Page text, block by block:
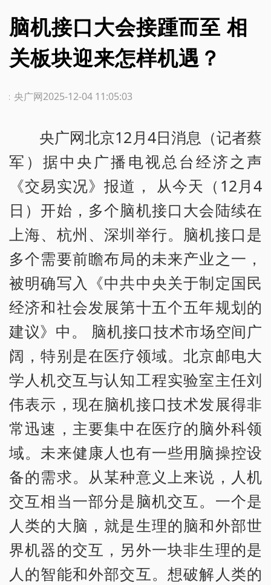
脑机接口大会接踵而至 相
关板块迎来怎样机遇？
2025-12-04 11:05:03
：央广网
央广网北京12月4日消息（记者蔡
军）据中央广播电视总台经济之声
《交易实况》报道， 从今天（12月4
日）开始，多个脑机接口大会陆续在
上海、杭州、深圳举行。脑机接口是
多个需要前瞻布局的未来产业之一，
被明确写入《中共中央关于制定国民
经济和社会发展第十五个五年规划的
建议》中。 脑机接口技术市场空间广
阔，特别是在医疗领域。北京邮电大
学人机交互与认知工程实验室主任刘
伟表示，现在脑机接口技术发展得非
常迅速，主要集中在医疗的脑外科领
域。未来健康人也有一些用脑操控设
备的需求。从某种意义上来说，人机
交互相当一部分是脑机交互。一个是
人类的大脑，就是生理的脑和外部世
界机器的交互，另外一块非生理的是
人的智能和外部交互。想破解人类的